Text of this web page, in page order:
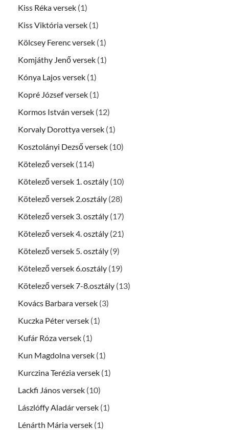
Kiss Réka versek (1)
Kiss Viktória versek (1)
Kölcsey Ferenc versek (1)
Komjáthy Jenő versek (1)
Kónya Lajos versek (1)
Kopré József versek (1)
Kormos István versek (12)
Korvaly Dorottya versek (1)
Kosztolányi Dezső versek (10)
Kötelező versek (114)
Kötelező versek 1. osztály (10)
Kötelező versek 2.osztály (28)
Kötelező versek 3. osztály (17)
Kötelező versek 4. osztály (21)
Kötelező versek 5. osztály (9)
Kötelező versek 6.osztály (19)
Kötelező versek 7-8.osztály (13)
Kovács Barbara versek (3)
Kuczka Péter versek (1)
Kufár Róza versek (1)
Kun Magdolna versek (1)
Kurczina Terézia versek (1)
Lackfi János versek (10)
Lászlóffy Aladár versek (1)
Lénárth Mária versek (1)